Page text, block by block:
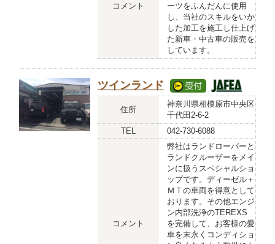
コメント
ーツをふんだんに使用
し、当社のスキルをいか
した加工を施工し仕上げ
た新車・中古車の販売を
しています。
ツインランド
住所
神奈川県相模原市中央区
千代田2-6-2
TEL
042-730-6088
コメント
弊社はランドローバーと
ランドクルーザーをメイ
ンに扱うスペシャルショ
ップです。ディーゼル＋
ＭＴの車両を得意として
おります。その他エンジ
ン内部洗浄のTEREXS
を完備して、お客様の愛
車を末永くコンディショ